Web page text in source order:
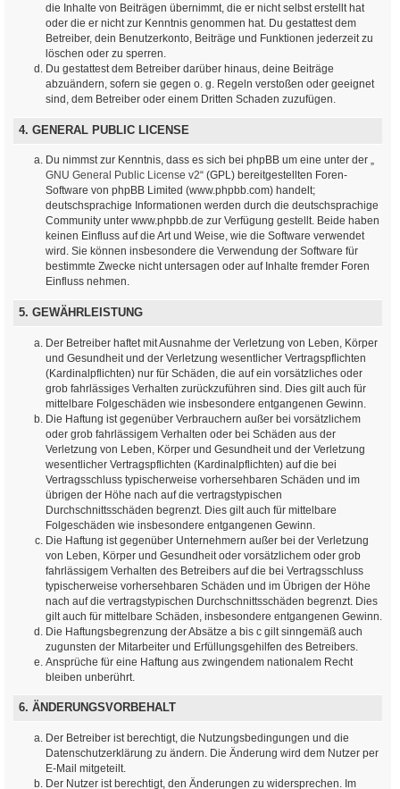
die Inhalte von Beiträgen übernimmt, die er nicht selbst erstellt hat
oder die er nicht zur Kenntnis genommen hat. Du gestattest dem
Betreiber, dein Benutzerkonto, Beiträge und Funktionen jederzeit zu
löschen oder zu sperren.
Du gestattest dem Betreiber darüber hinaus, deine Beiträge
abzuändern, sofern sie gegen o. g. Regeln verstoßen oder geeignet
sind, dem Betreiber oder einem Dritten Schaden zuzufügen.
4. GENERAL PUBLIC LICENSE
Du nimmst zur Kenntnis, dass es sich bei phpBB um eine unter der „
GNU General Public License v2“ (GPL) bereitgestellten Foren-
Software von phpBB Limited (www.phpbb.com) handelt;
deutschsprachige Informationen werden durch die deutschsprachige
Community unter www.phpbb.de zur Verfügung gestellt. Beide haben
keinen Einfluss auf die Art und Weise, wie die Software verwendet
wird. Sie können insbesondere die Verwendung der Software für
bestimmte Zwecke nicht untersagen oder auf Inhalte fremder Foren
Einfluss nehmen.
5. GEWÄHRLEISTUNG
Der Betreiber haftet mit Ausnahme der Verletzung von Leben, Körper
und Gesundheit und der Verletzung wesentlicher Vertragspflichten
(Kardinalpflichten) nur für Schäden, die auf ein vorsätzliches oder
grob fahrlässiges Verhalten zurückzuführen sind. Dies gilt auch für
mittelbare Folgeschäden wie insbesondere entgangenen Gewinn.
Die Haftung ist gegenüber Verbrauchern außer bei vorsätzlichem
oder grob fahrlässigem Verhalten oder bei Schäden aus der
Verletzung von Leben, Körper und Gesundheit und der Verletzung
wesentlicher Vertragspflichten (Kardinalpflichten) auf die bei
Vertragsschluss typischerweise vorhersehbaren Schäden und im
übrigen der Höhe nach auf die vertragstypischen
Durchschnittsschäden begrenzt. Dies gilt auch für mittelbare
Folgeschäden wie insbesondere entgangenen Gewinn.
Die Haftung ist gegenüber Unternehmern außer bei der Verletzung
von Leben, Körper und Gesundheit oder vorsätzlichem oder grob
fahrlässigem Verhalten des Betreibers auf die bei Vertragsschluss
typischerweise vorhersehbaren Schäden und im Übrigen der Höhe
nach auf die vertragstypischen Durchschnittsschäden begrenzt. Dies
gilt auch für mittelbare Schäden, insbesondere entgangenen Gewinn.
Die Haftungsbegrenzung der Absätze a bis c gilt sinngemäß auch
zugunsten der Mitarbeiter und Erfüllungsgehilfen des Betreibers.
Ansprüche für eine Haftung aus zwingendem nationalem Recht
bleiben unberührt.
6. ÄNDERUNGSVORBEHALT
Der Betreiber ist berechtigt, die Nutzungsbedingungen und die
Datenschutzerklärung zu ändern. Die Änderung wird dem Nutzer per
E-Mail mitgeteilt.
Der Nutzer ist berechtigt, den Änderungen zu widersprechen. Im